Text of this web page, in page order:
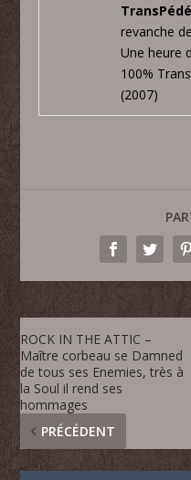
revanche
Une heure
100%
(2007)
ROCK IN THE ATTIC –
Maître corbeau se Damned
de tous ses Enemies, très à
la Soul il rend ses
hommages
PRÉCÉDENT